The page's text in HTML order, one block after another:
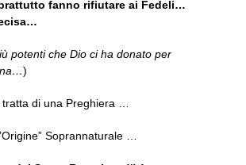
fanno rifiutare ai Fedeli…
potenti che Dio ci ha donato per
)
di una Preghiera …
Soprannaturale …